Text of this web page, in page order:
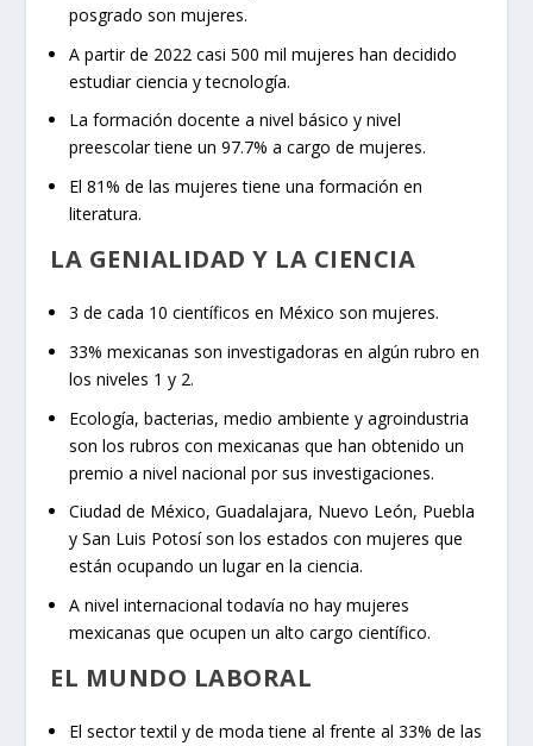
posgrado son mujeres.
A partir de 2022 casi 500 mil mujeres han decidido
estudiar ciencia y tecnología.
La formación docente a nivel básico y nivel
preescolar tiene un 97.7% a cargo de mujeres.
El 81% de las mujeres tiene una formación en
literatura.
LA GENIALIDAD Y LA CIENCIA
3 de cada 10 científicos en México son mujeres.
33% mexicanas son investigadoras en algún rubro en
los niveles 1 y 2.
Ecología, bacterias, medio ambiente y agroindustria
son los rubros con mexicanas que han obtenido un
premio a nivel nacional por sus investigaciones.
Ciudad de México, Guadalajara, Nuevo León, Puebla
y San Luis Potosí son los estados con mujeres que
están ocupando un lugar en la ciencia.
A nivel internacional todavía no hay mujeres
mexicanas que ocupen un alto cargo científico.
EL MUNDO LABORAL
El sector textil y de moda tiene al frente al 33% de las